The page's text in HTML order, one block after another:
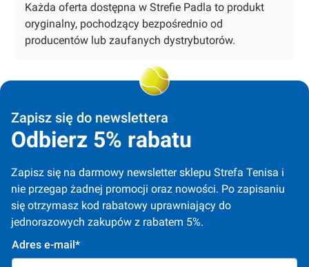
Każda oferta dostępna w Strefie Padla to produkt
oryginalny, pochodzący bezpośrednio od
producentów lub zaufanych dystrybutorów.
Zapisz się do newslettera
Odbierz 5% rabatu
Zapisz się na darmowy newsletter sklepu Strefa Tenisa i
nie przegap żadnej promocji oraz nowości. Po zapisaniu
się otrzymasz kod rabatowy uprawniający do
jednorazowych zakupów z rabatem 5%.
Adres e-mail*